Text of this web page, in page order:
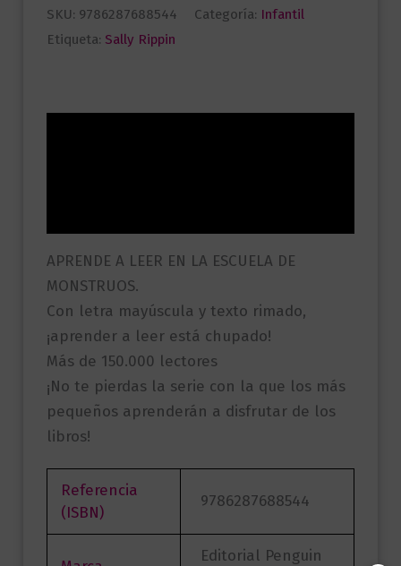
SKU: 9786287688544 Categoría: Infantil
Etiqueta: Sally Rippin
APRENDE A LEER EN LA ESCUELA DE
MONSTRUOS.
Con letra mayúscula y texto rimado,
¡aprender a leer está chupado!
Más de 150.000 lectores
¡No te pierdas la serie con la que los más
pequeños aprenderán a disfrutar de los
libros!
Referencia
(ISBN)
9786287688544
Editorial Penguin